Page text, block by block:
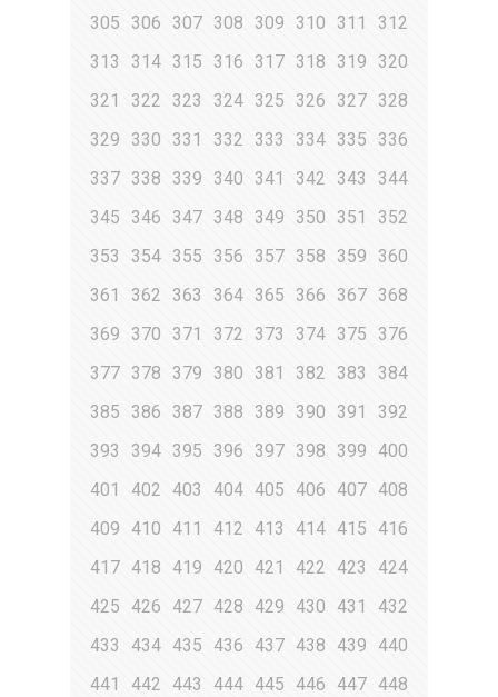
305 306 307 308 309 310 311
312
313
314 315 316 317 318 319
320
321
322 323 324 325 326 327 328
329
330 331 332 333 334 335
336
337 338 339 340 341 342 343
344
345
346 347 348 349 350 351
352
353
354 355 356 357 358 359 360
361
362 363 364 365 366 367 368
369
370 371 372 373 374 375 376
377 378 379 380 381 382 383
384
385
386 387 388 389 390 391
392
393
394 395 396 397 398 399
400
401
402 403 404 405 406 407 408
409
410 411 412 413 414 415
416
417 418 419 420 421 422 423
424
425
426 427 428 429 430 431
432
433
434 435 436 437 438 439
440
441
442 443 444 445 446 447 448